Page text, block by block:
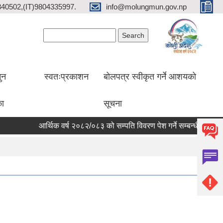
info@molungmun.gov.np
स्वतःप्रकाशन बोलपत्र स्वीकृत गर्ने आशयको
सूचना
आर्थिक वर्ष २०८२/०८३ को सम्पति विवरण पेश गर्ने सम्बन्धी सूचना